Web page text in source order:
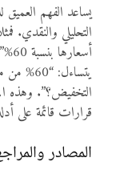
يساعد الفهم العميق
التحليلي والنقدي.
يتساءل:
التخفيض؟”. وهذه
قرارات قائمة على
المصادر